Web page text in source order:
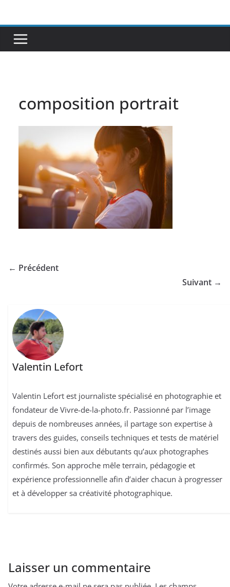
contenu
composition portrait
← Précédent
Suivant →
Valentin Lefort
Valentin Lefort est journaliste spécialisé en photographie et
fondateur de Vivre-de-la-photo.fr. Passionné par l’image
depuis de nombreuses années, il partage son expertise à
travers des guides, conseils techniques et tests de matériel
destinés aussi bien aux débutants qu’aux photographes
confirmés. Son approche mêle terrain, pédagogie et
expérience professionnelle afin d’aider chacun à progresser
et à développer sa créativité photographique.
Laisser un commentaire